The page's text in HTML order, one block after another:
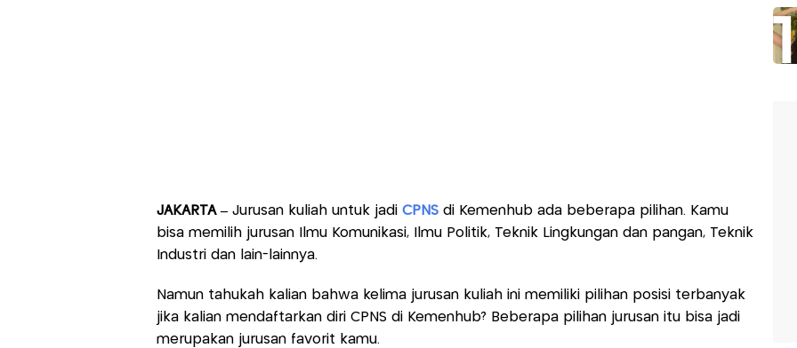
JAKARTA –Jurusan kuliah untuk jadi CPNS di Kemenhub ada beberapa pilihan. Kamu
bisa memilih jurusan Ilmu Komunikasi, Ilmu Politik, Teknik Lingkungan dan pangan, Teknik
Industri dan lain-lainnya.
Namun tahukah kalian bahwa kelima jurusan kuliah ini memiliki pilihan posisi terbanyak
jika kalian mendaftarkan diri CPNS di Kemenhub? Beberapa pilihan jurusan itu bisa jadi
merupakan jurusan favorit kamu.